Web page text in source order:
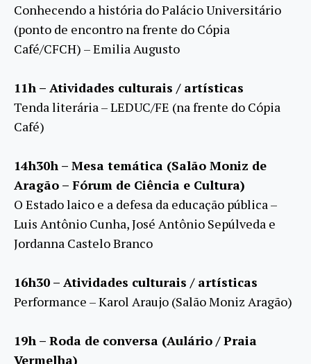
Conhecendo a história do Palácio Universitário
(ponto de encontro na frente do Cópia
Café/CFCH) – Emilia Augusto
11h – Atividades culturais / artísticas
Tenda literária – LEDUC/FE (na frente do Cópia
Café)
14h30h – Mesa temática (Salão Moniz de
Aragão – Fórum de Ciência e Cultura)
O Estado laico e a defesa da educação pública –
Luis Antônio Cunha, José Antônio Sepúlveda e
Jordanna Castelo Branco
16h30 – Atividades culturais / artísticas
Performance – Karol Araujo (Salão Moniz Aragão)
19h – Roda de conversa (Aulário / Praia
Vermelha)